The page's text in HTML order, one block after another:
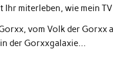
Ihr miterleben, wie mein
vom Volk der Gorxx
der Gorxxgalaxie…